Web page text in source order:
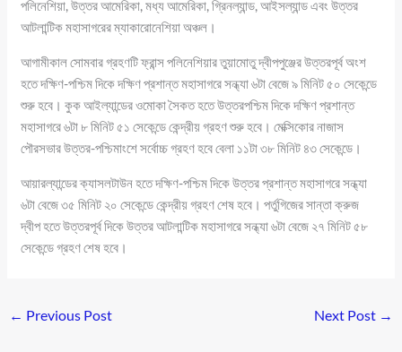
পলিনেশিয়া, উত্তর আমেরিকা, মধ্য আমেরিকা, গ্রিনল্যান্ড, আইসল্যান্ড এবং উত্তর
আটলান্টিক মহাসাগরের ম্যাকারোনেশিয়া অঞ্চল।
আগামীকাল সোমবার গ্রহণটি ফ্রান্স পলিনেশিয়ার তুয়ামোতু দ্বীপপুঞ্জের উত্তরপূর্ব অংশ
হতে দক্ষিণ-পশ্চিম দিকে দক্ষিণ প্রশান্ত মহাসাগরে সন্ধ্যা ৬টা বেজে ৯ মিনিট ৫০ সেকেন্ডে
শুরু হবে। কুক আইল্যান্ডের ওমোকা সৈকত হতে উত্তরপশ্চিম দিকে দক্ষিণ প্রশান্ত
মহাসাগরে ৬টা ৮ মিনিট ৫১ সেকেন্ডে কেন্দ্রীয় গ্রহণ শুরু হবে। মেক্সিকোর নাজাস
পৌরসভার উত্তর-পশ্চিমাংশে সর্বোচ্চ গ্রহণ হবে বেলা ১১টা ৩৮ মিনিট ৪৩ সেকেন্ডে।
আয়ারল্যান্ডের ক্যাসলটাউন হতে দক্ষিণ-পশ্চিম দিকে উত্তর প্রশান্ত মহাসাগরে সন্ধ্যা
৬টা বেজে ৩৫ মিনিট ২০ সেকেন্ডে কেন্দ্রীয় গ্রহণ শেষ হবে। পর্তুগিজের সান্তা ক্রুজ
দ্বীপ হতে উত্তরপূর্ব দিকে উত্তর আটলান্টিক মহাসাগরে সন্ধ্যা ৬টা বেজে ২৭ মিনিট ৫৮
সেকেন্ডে গ্রহণ শেষ হবে।
← Previous Post Next Post →